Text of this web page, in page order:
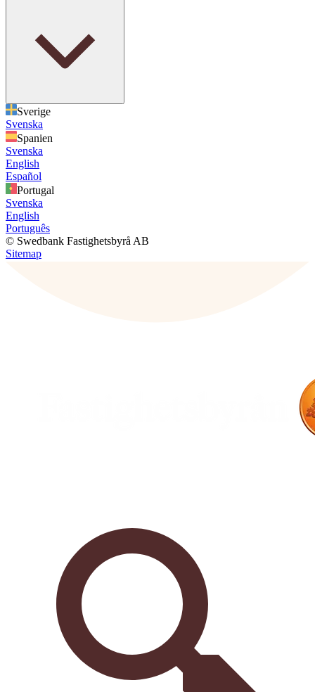
Sverige
Svenska
Spanien
Svenska
English
Español
Portugal
Svenska
English
Português
© Swedbank Fastighetsbyrå AB
Sitemap